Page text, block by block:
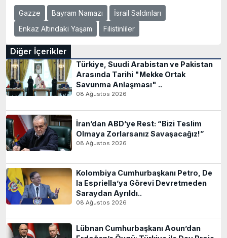
Gazze Bayram Namazı
İsrail Saldırıları
Enkaz Altındaki Yaşam
Filistinliler
Diğer İçerikler
Türkiye, Suudi Arabistan ve Pakistan
Arasında Tarihi "Mekke Ortak
Savunma Anlaşması" ..
08 Ağustos 2026
İran’dan ABD’ye Rest: “Bizi Teslim
Olmaya Zorlarsanız Savaşacağız!”
08 Ağustos 2026
Kolombiya Cumhurbaşkanı Petro, De
la Espriella’ya Görevi Devretmeden
Saraydan Ayrıldı..
08 Ağustos 2026
Lübnan Cumhurbaşkanı Aoun’dan